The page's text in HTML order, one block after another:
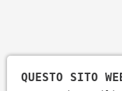
QUESTO SITO